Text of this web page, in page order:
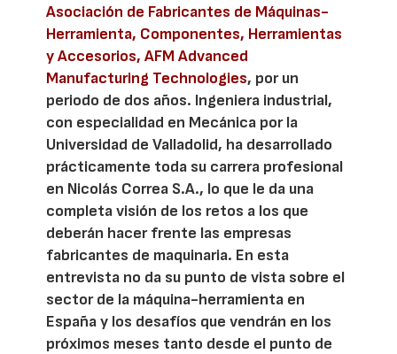
Asociación de Fabricantes de Máquinas-
Herramienta, Componentes, Herramientas
y Accesorios, AFM Advanced
Manufacturing Technologies, por un
periodo de dos años. Ingeniera industrial,
con especialidad en Mecánica por la
Universidad de Valladolid, ha desarrollado
prácticamente toda su carrera profesional
en Nicolás Correa S.A., lo que le da una
completa visión de los retos a los que
deberán hacer frente las empresas
fabricantes de maquinaria. En esta
entrevista no da su punto de vista sobre el
sector de la máquina-herramienta en
España y los desafíos que vendrán en los
próximos meses tanto desde el punto de